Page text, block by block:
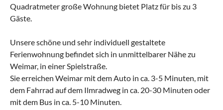
Quadratmeter große Wohnung bietet Platz für bis zu 3
Gäste.
Unsere schöne und sehr individuell gestaltete
Ferienwohnung befindet sich in unmittelbarer Nähe zu
Weimar, in einer Spielstraße.
Sie erreichen Weimar mit dem Auto in ca. 3-5 Minuten, mit
dem Fahrrad auf dem Ilmradweg in ca. 20-30 Minuten oder
mit dem Bus in ca. 5-10 Minuten.